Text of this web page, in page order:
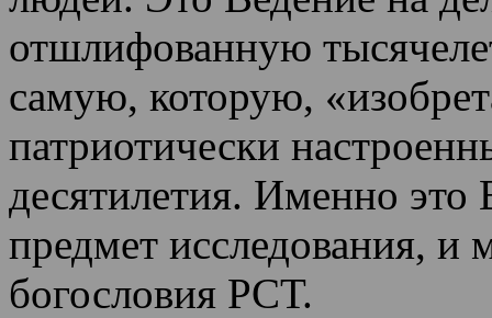
отшлифованную
самую, которую,
патриотически
десятилетия. Именно это
предмет исследования, и
богословия РСТ.